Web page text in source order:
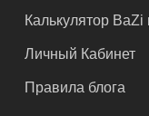
Калькулятор BaZi
Личный Кабинет
Правила блога